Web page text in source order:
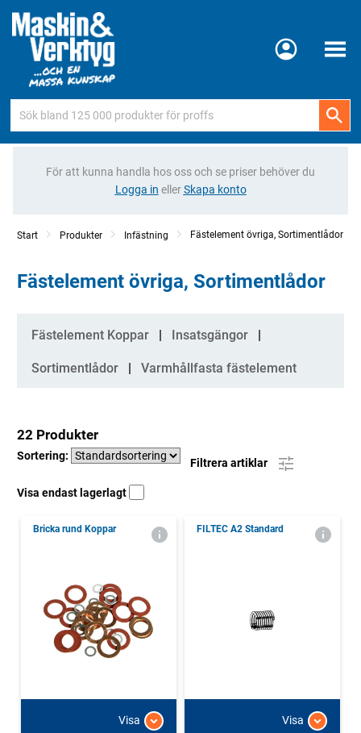
Meny
För att kunna handla hos oss och se priser behöver du
Logga in ellerSkapa konto
Start Produkter Infästning Fästelement övriga, Sortimentlådor
Fästelement övriga, Sortimentlådor
Kategorier
Fästelement Koppar Insatsgängor
Sortimentlådor Varmhållfasta fästelement
22 Produkter
Sortering:
Filtrera artiklar
Visa endast lagerlagt
Bricka rund Koppar
Visa
FILTEC A2 Standard
Visa